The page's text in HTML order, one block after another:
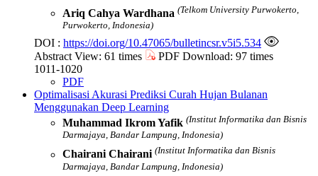
Ariq Cahya Wardhana (Telkom University Purwokerto,
Purwokerto, Indonesia)
DOI : https://doi.org/10.47065/bulletincsr.v5i5.534
Abstract View: 61 times
PDF Download: 97 times
1011-1020
PDF
Optimalisasi Akurasi Prediksi Curah Hujan Bulanan
Menggunakan Deep Learning
Muhammad Ikrom Yafik (Institut Informatika dan Bisnis
Darmajaya, Bandar Lampung, Indonesia)
Chairani Chairani (Institut Informatika dan Bisnis
Darmajaya, Bandar Lampung, Indonesia)